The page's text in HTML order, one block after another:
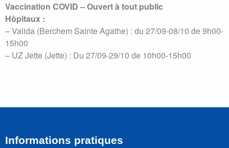
Vaccination COVID – Ouvert à tout public
Hôpitaux :
– Valida (Berchem Sainte Agathe) : du 27/09-08/10 de 9h00-
15h00
– UZ Jette (Jette) : Du 27/09-29/10 de 10h00-15h00
Informations pratiques